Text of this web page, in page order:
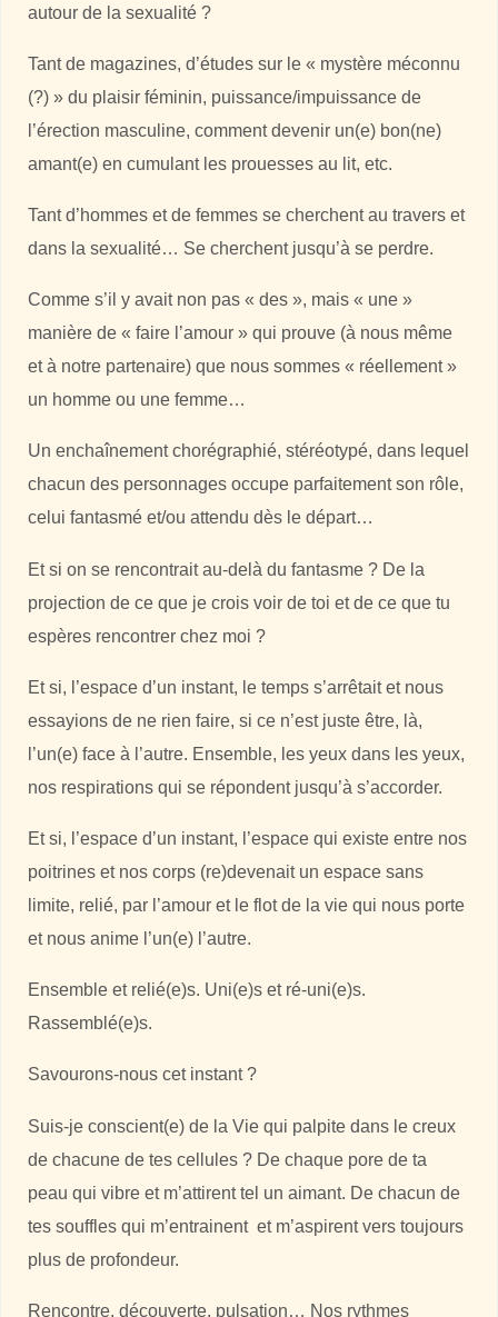
autour de la sexualité ?
Tant de magazines, d’études sur le « mystère méconnu
(?) » du plaisir féminin, puissance/impuissance de
l’érection masculine, comment devenir un(e) bon(ne)
amant(e) en cumulant les prouesses au lit, etc.
Tant d’hommes et de femmes se cherchent au travers et
dans la sexualité… Se cherchent jusqu’à se perdre.
Comme s’il y avait non pas « des », mais « une »
manière de « faire l’amour » qui prouve (à nous même
et à notre partenaire) que nous sommes « réellement »
un homme ou une femme…
Un enchaînement chorégraphié, stéréotypé, dans lequel
chacun des personnages occupe parfaitement son rôle,
celui fantasmé et/ou attendu dès le départ…
Et si on se rencontrait au-delà du fantasme ? De la
projection de ce que je crois voir de toi et de ce que tu
espères rencontrer chez moi ?
Et si, l’espace d’un instant, le temps s’arrêtait et nous
essayions de ne rien faire, si ce n’est juste être, là,
l’un(e) face à l’autre. Ensemble, les yeux dans les yeux,
nos respirations qui se répondent jusqu’à s’accorder.
Et si, l’espace d’un instant, l’espace qui existe entre nos
poitrines et nos corps (re)devenait un espace sans
limite, relié, par l’amour et le flot de la vie qui nous porte
et nous anime l’un(e) l’autre.
Ensemble et relié(e)s. Uni(e)s et ré-uni(e)s.
Rassemblé(e)s.
Savourons-nous cet instant ?
Suis-je conscient(e) de la Vie qui palpite dans le creux
de chacune de tes cellules ? De chaque pore de ta
peau qui vibre et m’attirent tel un aimant. De chacun de
tes souffles qui m’entrainent et m’aspirent vers toujours
plus de profondeur.
Rencontre, découverte, pulsation… Nos rythmes